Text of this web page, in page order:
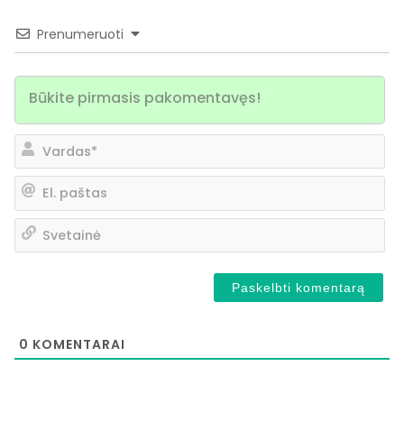
Prenumeruoti
0 KOMENTARAI